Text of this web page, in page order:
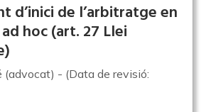
d’inici de l’arbitratge en
hoc (art. 27 Llei
(advocat) - (Data de revisió: